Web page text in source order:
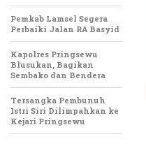
Pemkab Lamsel Segera
Perbaiki Jalan RA Basyid
Kapolres Pringsewu
Blusukan, Bagikan
Sembako dan Bendera
Tersangka Pembunuh
Istri Siri Dilimpahkan ke
Kejari Pringsewu